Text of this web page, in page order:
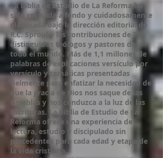
La Biblia de Estudio de La Reforma ha
sido revisada a fondo y cuidadosamente
elaborada bajo la dirección editorial de
R.C. Sproul y las contribuciones de 75
distinguidos teólogos y pastores de
todo el mundo. Más de 1,1 millones de
palabras de explicaciones versículo por
versículo y temáticas presentadas
fielmente para enfatizar la necesidad de
que la gracia de Dios nos saque de las
tinieblas y nos conduzca a la luz de las
Escrituras. La Biblia de Estudio de La
Reforma ofrece una experiencia de
lectura, estudio y discipulado sin
precedentes para cada edad y etapa de
la vida cristiana.